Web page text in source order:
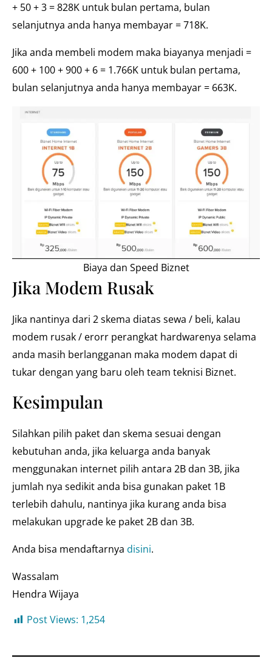
+ 50 + 3 = 828K untuk bulan pertama, bulan
selanjutnya anda hanya membayar = 718K.
Jika anda membeli modem maka biayanya menjadi =
600 + 100 + 900 + 6 = 1.766K untuk bulan pertama,
bulan selanjutnya anda hanya membayar = 663K.
Biaya dan Speed Biznet
Jika Modem Rusak
Jika nantinya dari 2 skema diatas sewa / beli, kalau
modem rusak / erorr perangkat hardwarenya selama
anda masih berlangganan maka modem dapat di
tukar dengan yang baru oleh team teknisi Biznet.
Kesimpulan
Silahkan pilih paket dan skema sesuai dengan
kebutuhan anda, jika keluarga anda banyak
menggunakan internet pilih antara 2B dan 3B, jika
jumlah nya sedikit anda bisa gunakan paket 1B
terlebih dahulu, nantinya jika kurang anda bisa
melakukan upgrade ke paket 2B dan 3B.
Anda bisa mendaftarnya disini.
Wassalam
Hendra Wijaya
Post Views: 1,254